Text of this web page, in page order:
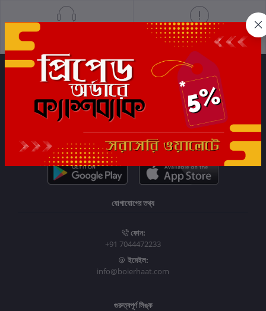
গোপনীয়তা নীতি
সাবস্ক্রাইব
যোগাযোগের তথ্য
ফোন:
+91 7044472233
ইমেইল:
info@boierhaat.com
গুরুত্বপূর্ণ লিঙ্ক